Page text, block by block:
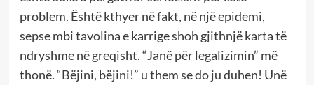
problem. Është kthyer në fakt, në një epidemi,
sepse mbi tavolina e karrige shoh gjithnjë karta të
ndryshme në greqisht. “Janë për legalizimin” më
thonë. “Bëjini, bëjini!” u them se do ju duhen! Unë